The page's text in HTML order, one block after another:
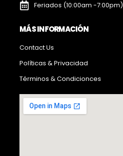
Feriados (10:00am -7:00pm)
MÁS INFORMACIÓN
Contact Us
Políticas & Privacidad
Términos & Condicionces